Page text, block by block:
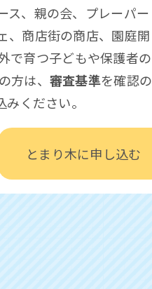
、 親の会、 プレーパー
、商店街の商店、園庭開
で育つ子どもや保護者の
は、 審査基準を確認の
ください。
とまり木に申し込む